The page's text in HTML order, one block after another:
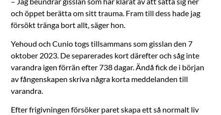
och öppet berätta om sitt trauma. Fram till dess hade jag
försökt tränga bort allt, säger hon.
Yehoud och Cunio togs tillsammans som gisslan den 7
oktober 2023. De separerades kort därefter och såg inte
varandra igen förrän efter 738 dagar. Ändå fick de i början
av fångenskapen skriva några korta meddelanden till
varandra.
Efter frigivningen försöker paret skapa ett så normalt liv